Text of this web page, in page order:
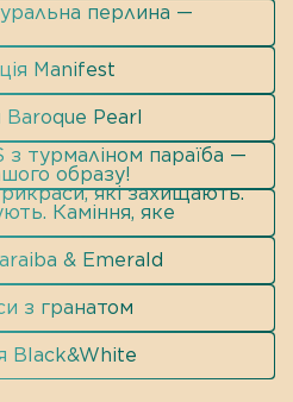
перлина —
Manifest
Baroque Pearl
з турмаліном параїба —
образу!
які захищають.
Каміння, яке
& Emerald
з гранатом
Black&White